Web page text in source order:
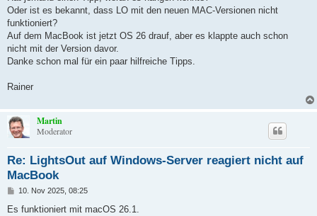
Oder ist es bekannt, dass LO mit den neuen MAC-Versionen nicht
funktioniert?
Auf dem MacBook ist jetzt OS 26 drauf, aber es klappte auch schon
nicht mit der Version davor.
Danke schon mal für ein paar hilfreiche Tipps.
Rainer
Martin
Moderator
Re: LightsOut auf Windows-Server reagiert nicht auf
MacBook
B
i
10. Nov 2025, 08:25
Es funktioniert mit macOS 26.1.